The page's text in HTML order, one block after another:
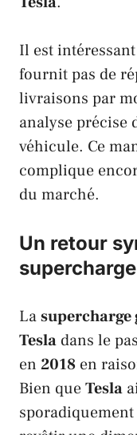
Il est
fournit pas de
livraisons par
analyse précise
véhicule. Ce
complique
du marché.
Un retour
La
Tesla dans le
en 2018 en
Bien queTesla